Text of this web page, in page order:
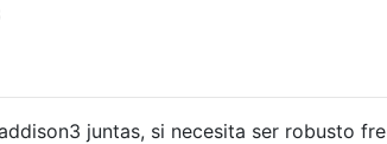
juntas, si necesita ser robusto